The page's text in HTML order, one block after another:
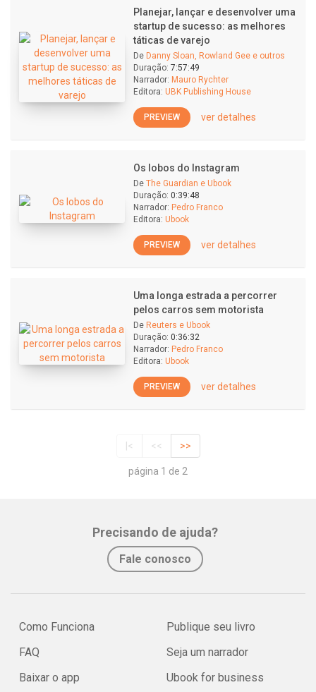
Planejar, lançar e desenvolver uma
startup de sucesso: as melhores
táticas de varejo
De Danny Sloan, Rowland Gee e outros
Duração: 7:57:49
Narrador: Mauro Rychter
Editora: UBK Publishing House
PREVIEW ver detalhes
Os lobos do Instagram
De The Guardian e Ubook
Duração: 0:39:48
Narrador: Pedro Franco
Editora: Ubook
PREVIEW ver detalhes
Uma longa estrada a percorrer
pelos carros sem motorista
De Reuters e Ubook
Duração: 0:36:32
Narrador: Pedro Franco
Editora: Ubook
PREVIEW ver detalhes
|< << >>
página 1 de 2
Precisando de ajuda?
Fale conosco
Como Funciona
FAQ
Baixar o app
Publique seu livro
Seja um narrador
Ubook for business